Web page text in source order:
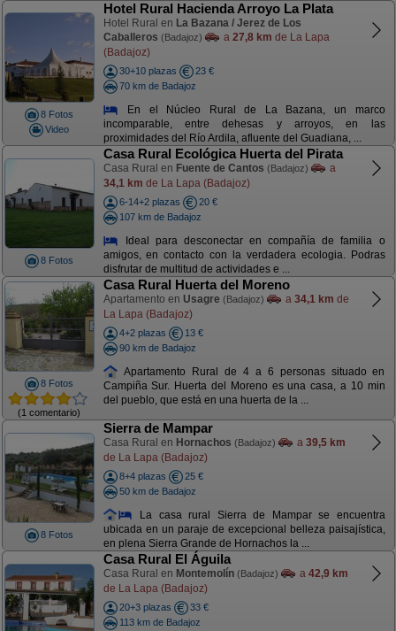
8 Fotos
Video
Hotel Rural Hacienda Arroyo La Plata
Hotel Rural en La Bazana / Jerez de Los
Caballeros (Badajoz) a 27,8 km de La Lapa
(Badajoz)
30+10 plazas
23 €
70 km de Badajoz
En el Núcleo Rural de La Bazana, un marco
incomparable, entre dehesas y arroyos, en las
proximidades del Río Ardila, afluente del Guadiana, ...
8 Fotos
Casa Rural Ecológica Huerta del Pirata
Casa Rural en Fuente de Cantos (Badajoz)
a
34,1 km de La Lapa (Badajoz)
6-14+2 plazas
20 €
107 km de Badajoz
Ideal para desconectar en compañía de familia o
amigos, en contacto con la verdadera ecologia. Podras
disfrutar de multitud de actividades e ...
8 Fotos
(1 comentario)
Casa Rural Huerta del Moreno
Apartamento en Usagre (Badajoz) a 34,1 km de
La Lapa (Badajoz)
4+2 plazas
13 €
90 km de Badajoz
Apartamento Rural de 4 a 6 personas situado en
Campiña Sur. Huerta del Moreno es una casa, a 10 min
del pueblo, que está en una huerta de la ...
8 Fotos
Sierra de Mampar
Casa Rural en Hornachos (Badajoz) a 39,5 km
de La Lapa (Badajoz)
8+4 plazas
25 €
50 km de Badajoz
La casa rural Sierra de Mampar se encuentra
ubicada en un paraje de excepcional belleza paisajística,
en plena Sierra Grande de Hornachos la ...
Casa Rural El Águila
Casa Rural en Montemolín (Badajoz) a 42,9 km
de La Lapa (Badajoz)
20+3 plazas
33 €
113 km de Badajoz